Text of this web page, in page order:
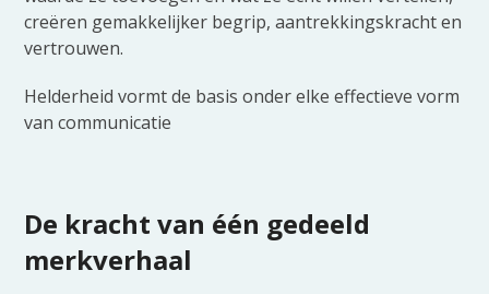
creëren gemakkelijker begrip, aantrekkingskracht en
vertrouwen.
Helderheid vormt de basis onder elke effectieve vorm
van communicatie
De kracht van één gedeeld
merkverhaal